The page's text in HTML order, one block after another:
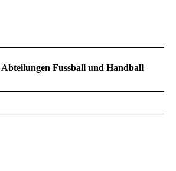
Abteilungen Fussball und Handball